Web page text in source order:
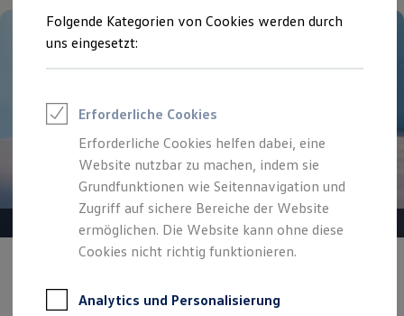
Saisonangebote
Reifenpakete
Leasing
Leasing-Angebote
Elektroauto Leasing
Kleinwagen-Leasing
Leasing ohne Anzahlung
Finanzierung
Autokredit mit Schlussrate
Versicherungen und Garantien
Kfz-Versicherung
Restschuldversicherungen
Garantien
Professional Class bei Volkswagen
Gepflegt, geprüft und für gut befunden.
Volkswagen Zertifizierte
Folgende Kategorien von Cookies werden durch
uns eingesetzt:
Erforderliche Cookies
Erforderliche Cookies helfen dabei, eine
Website nutzbar zu machen, indem sie
Grundfunktionen wie Seitennavigation und
Zugriff auf sichere Bereiche der Website
ermöglichen. Die Website kann ohne diese
Cookies nicht richtig funktionieren.
Analytics und Personalisierung